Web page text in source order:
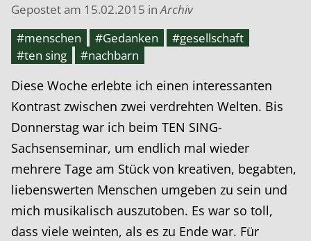
Gepostet am 15.02.2015 inArchiv
#menschen
#Gedanken
#gesellschaft
#ten sing
#nachbarn
Diese Woche erlebte ich einen interessanten
Kontrast zwischen zwei verdrehten Welten. Bis
Donnerstag war ich beim TEN SING-
Sachsenseminar, um endlich mal wieder
mehrere Tage am Stück von kreativen, begabten,
liebenswerten Menschen umgeben zu sein und
mich musikalisch auszutoben. Es war so toll,
dass viele weinten, als es zu Ende war. Für